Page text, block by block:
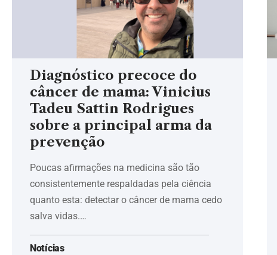
Diagnóstico precoce do
câncer de mama: Vinicius
Tadeu Sattin Rodrigues
sobre a principal arma da
prevenção
Poucas afirmações na medicina são tão
consistentemente respaldadas pela ciência
quanto esta: detectar o câncer de mama cedo
salva vidas.…
Notícias